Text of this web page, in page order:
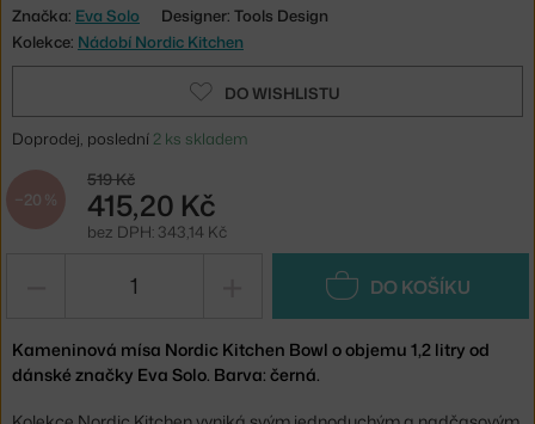
Značka: Eva Solo
Designer: Tools Design
Kolekce: Nádobí Nordic Kitchen
DO WISHLISTU
Doprodej, poslední 2 ks skladem
−20 %
519 Kč
415,20 Kč
bez DPH: 343,14 Kč
DO KOŠÍKU
Kameninová mísa Nordic Kitchen Bowl o objemu 1,2 litry od
dánské značky Eva Solo. Barva: černá.